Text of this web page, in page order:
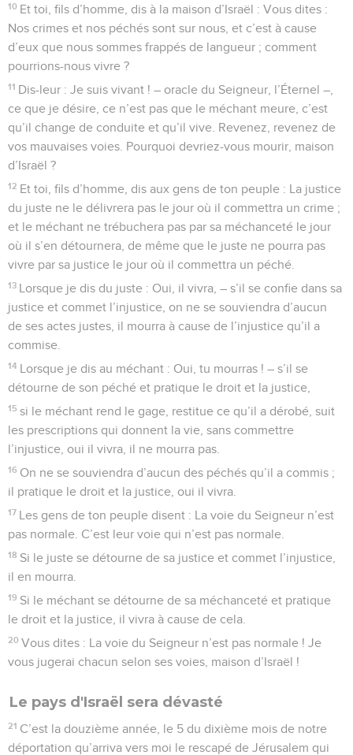
10 Et toi, fils d’homme, dis à la maison d’Israël : Vous dites :
Nos crimes et nos péchés sont sur nous, et c’est à cause
d’eux que nous sommes frappés de langueur ; comment
pourrions-nous vivre ?
11 Dis-leur : Je suis vivant ! – oracle du Seigneur, l’Éternel –,
ce que je désire, ce n’est pas que le méchant meure, c’est
qu’il change de conduite et qu’il vive. Revenez, revenez de
vos mauvaises voies. Pourquoi devriez-vous mourir, maison
d’Israël ?
12 Et toi, fils d’homme, dis aux gens de ton peuple : La justice
du juste ne le délivrera pas le jour où il commettra un crime ;
et le méchant ne trébuchera pas par sa méchanceté le jour
où il s’en détournera, de même que le juste ne pourra pas
vivre par sa justice le jour où il commettra un péché.
13 Lorsque je dis du juste : Oui, il vivra, – s’il se confie dans sa
justice et commet l’injustice, on ne se souviendra d’aucun
de ses actes justes, il mourra à cause de l’injustice qu’il a
commise.
14 Lorsque je dis au méchant : Oui, tu mourras ! – s’il se
détourne de son péché et pratique le droit et la justice,
15 si le méchant rend le gage, restitue ce qu’il a dérobé, suit
les prescriptions qui donnent la vie, sans commettre
l’injustice, oui il vivra, il ne mourra pas.
16 On ne se souviendra d’aucun des péchés qu’il a commis ;
il pratique le droit et la justice, oui il vivra.
17 Les gens de ton peuple disent : La voie du Seigneur n’est
pas normale. C’est leur voie qui n’est pas normale.
18 Si le juste se détourne de sa justice et commet l’injustice,
il en mourra.
19 Si le méchant se détourne de sa méchanceté et pratique
le droit et la justice, il vivra à cause de cela.
20 Vous dites : La voie du Seigneur n’est pas normale ! Je
vous jugerai chacun selon ses voies, maison d’Israël !
Le pays d'Israël sera dévasté
21 C’est la douzième année, le 5 du dixième mois de notre
déportation qu’arriva vers moi le rescapé de Jérusalem qui